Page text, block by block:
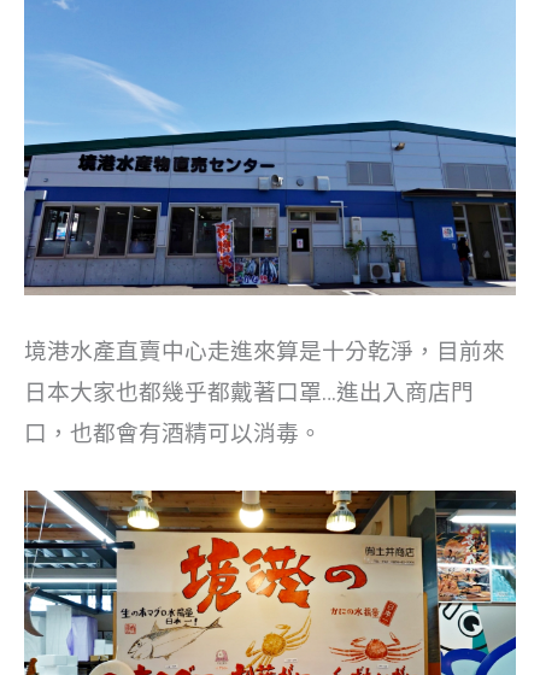
境港⽔產直賣中⼼走進來算是十分乾淨，目前來
日本大家也都幾乎都戴著口罩…進出入商店門
口，也都會有酒精可以消毒。